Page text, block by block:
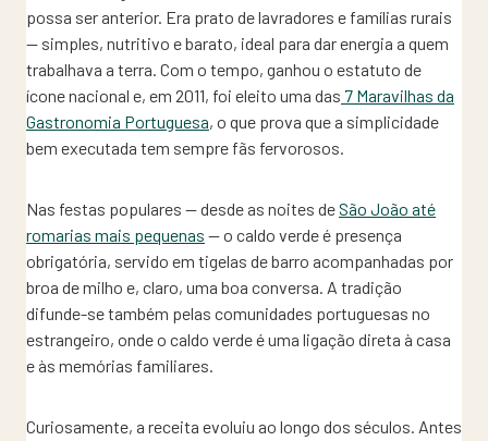
possa ser anterior. Era prato de lavradores e famílias rurais
— simples, nutritivo e barato, ideal para dar energia a quem
trabalhava a terra. Com o tempo, ganhou o estatuto de
ícone nacional e, em 2011, foi eleito uma das 7 Maravilhas da
Gastronomia Portuguesa, o que prova que a simplicidade
bem executada tem sempre fãs fervorosos.
Nas festas populares — desde as noites deSão João até
romarias mais pequenas — o caldo verde é presença
obrigatória, servido em tigelas de barro acompanhadas por
broa de milho e, claro, uma boa conversa. A tradição
difunde-se também pelas comunidades portuguesas no
estrangeiro, onde o caldo verde é uma ligação direta à casa
e às memórias familiares.
Curiosamente, a receita evoluiu ao longo dos séculos. Antes